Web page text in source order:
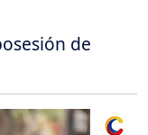
de